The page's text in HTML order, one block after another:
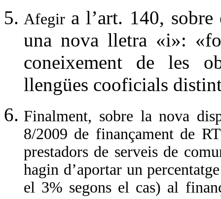
Afegir a l’art. 140,
una nova lletra «i»:
coneixement de les
llengües cooficials
Finalment, sobre la nova
8/2009 de finançament de
prestadors de serveis de
hagin d’aportar un
el 3% segons el cas) al